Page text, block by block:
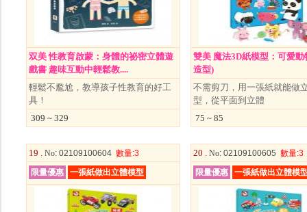
双美 性教育啟蒙：身體的祕密立體遊
戲書 趣味互動中輕鬆教....
輕鬆不尷尬，教導孩子性教育的好工
具！
309 ~ 329
雙美 魔法3D紙模型：可愛動
造型)
不需剪刀，用一張紙就能做
型，從平面到立體
75 ~ 85
19 . No: 02109100604 數量:3
限量優惠
一張紙做出立體模型
20 . No: 02109100605 數量:3
限量優惠
一張紙做出立體模